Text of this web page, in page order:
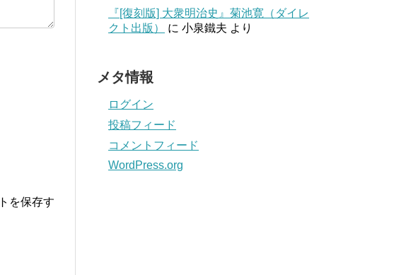
を保存す
『[復刻版] 大衆明治史』菊池寛（ダイレ
クト出版）
に 小泉鐵夫 より
メタ情報
ログイン
投稿フィード
コメントフィード
WordPress.org